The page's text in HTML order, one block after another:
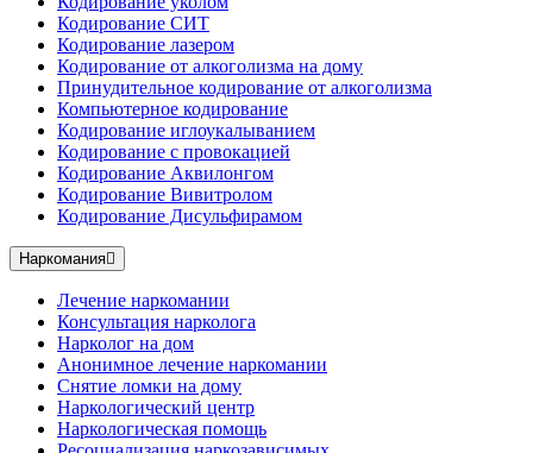
Кодирование СИТ
Кодирование лазером
Кодирование от алкоголизма на дому
Принудительное кодирование от алкоголизма
Компьютерное кодирование
Кодирование иглоукалыванием
Кодирование с провокацией
Кодирование Аквилонгом
Кодирование Вивитролом
Кодирование Дисульфирамом
Наркомания
Лечение наркомании
Консультация нарколога
Нарколог на дом
Анонимное лечение наркомании
Снятие ломки на дому
Наркологический центр
Наркологическая помощь